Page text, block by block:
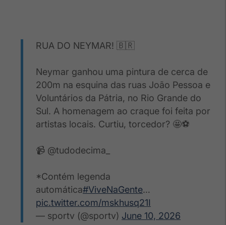
RUA DO NEYMAR! 🇧🇷
Neymar ganhou uma pintura de cerca de
200m na esquina das ruas João Pessoa e
Voluntários da Pátria, no Rio Grande do
Sul. A homenagem ao craque foi feita por
artistas locais. Curtiu, torcedor? 🤩⚽
📹 @tudodecima_
*Contém legenda
automática#ViveNaGente…
pic.twitter.com/mskhusq21I
— sportv (@sportv) June 10, 2026